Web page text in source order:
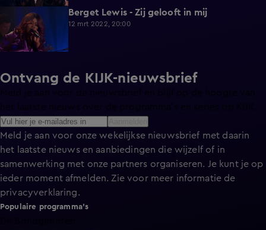
Berget Lewis - Zij gelooft in mij
12 mrt 2022, 20:00
Ontvang de KIJK-nieuwsbrief
Meld je aan voor de nieuwsbrief en blijf op de hoogte van
het laatste nieuws over de programma’s en series op KIJK.
Meld je aan voor onze wekelijkse nieuwsbrief met daarin
het laatste nieuws en aanbiedingen die wijzelf of in
samenwerking met onze partners organiseren. Je kunt je op
ieder moment afmelden. Zie voor meer informatie de
privacyverklaring.
Populaire programma's